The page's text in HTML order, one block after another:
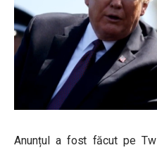
Anunțul a fost făcut pe